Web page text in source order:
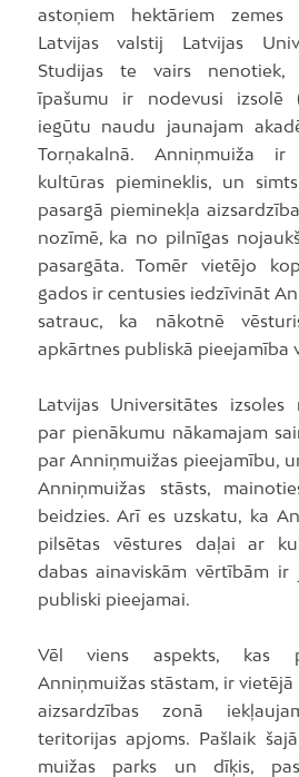
astoņiem hektāriem
Latvijas valstij Latvijas
Studijas te vairs nenotiek,
īpašumu ir nodevusi izsolē
iegūtu naudu jaunajam
Torņakalnā. Anniņmuiža
kultūras piemineklis, un
pasargā pieminekļa
nozīmē, ka no pilnīgas
pasargāta. Tomēr vietējo
gados ir centusies iedzīvināt
satrauc, ka nākotnē
apkārtnes publiskā pieejamība
Latvijas Universitātes izsoles
par pienākumu nākamajam
par Anniņmuižas pieejamību,
Anniņmuižas stāsts,
beidzies. Arī es uzskatu, ka
pilsētas vēstures daļai ar
dabas ainaviskām vērtībām ir
publiski pieejamai.
Vēl viens aspekts, kas
Anniņmuižas stāstam, ir
aizsardzības zonā
teritorijas apjoms. Pašlaik
muižas parks un dīķis,